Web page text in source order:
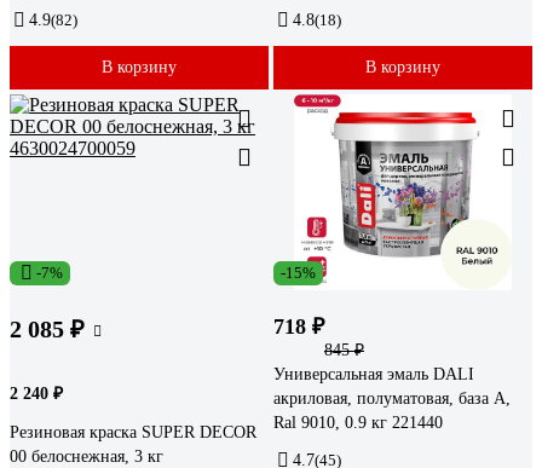
4.9(82)
В корзину
4.8(18)
В корзину
-7%
2 085 ₽
2 240 ₽
Резиновая краска SUPER DECOR
00 белоснежная, 3 кг
-15%
718 ₽
845 ₽
Универсальная эмаль DALI
акриловая, полуматовая, база А,
Ral 9010, 0.9 кг 221440
4.7(45)